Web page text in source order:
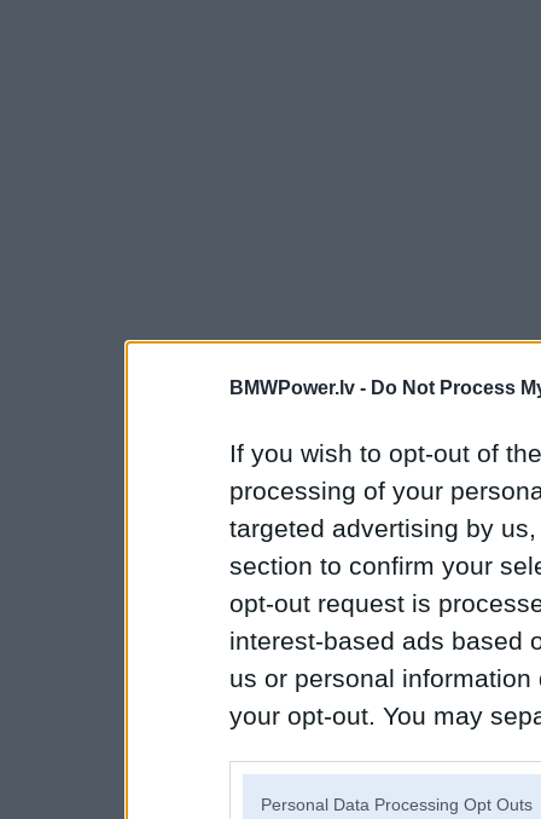
BMWPower.lv - Do Not Process
If you wish to opt-out of
processing of your
targeted advertising by
section to confirm your
opt-out request is
interest-based ads based
us or personal
your opt-out. You may
Personal Data Processing Opt Outs